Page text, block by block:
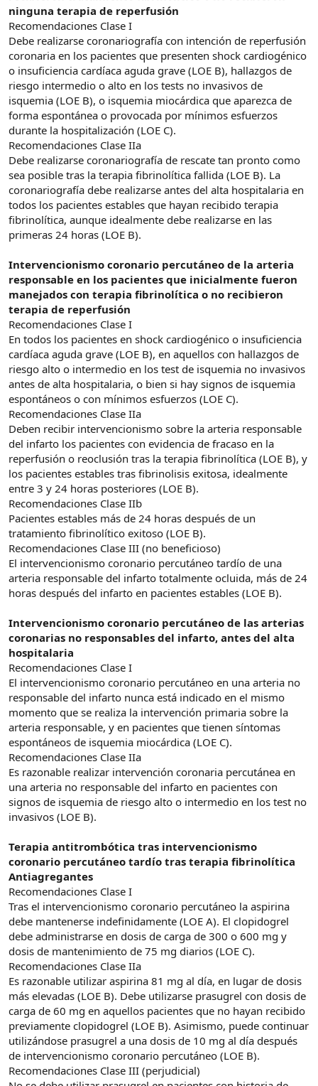
ninguna terapia de reperfusión
Recomendaciones Clase I
Debe realizarse coronariografía con intención de reperfusión
coronaria en los pacientes que presenten shock cardiogénico
o insuficiencia cardíaca aguda grave (LOE B), hallazgos de
riesgo intermedio o alto en los tests no invasivos de
isquemia (LOE B), o isquemia miocárdica que aparezca de
forma espontánea o provocada por mínimos esfuerzos
durante la hospitalización (LOE C).
Recomendaciones Clase IIa
Debe realizarse coronariografía de rescate tan pronto como
sea posible tras la terapia fibrinolítica fallida (LOE B). La
coronariografía debe realizarse antes del alta hospitalaria en
todos los pacientes estables que hayan recibido terapia
fibrinolítica, aunque idealmente debe realizarse en las
primeras 24 horas (LOE B).
Intervencionismo coronario percutáneo de la arteria
responsable en los pacientes que inicialmente fueron
manejados con terapia fibrinolítica o no recibieron
terapia de reperfusión
Recomendaciones Clase I
En todos los pacientes en shock cardiogénico o insuficiencia
cardíaca aguda grave (LOE B), en aquellos con hallazgos de
riesgo alto o intermedio en los test de isquemia no invasivos
antes de alta hospitalaria, o bien si hay signos de isquemia
espontáneos o con mínimos esfuerzos (LOE C).
Recomendaciones Clase IIa
Deben recibir intervencionismo sobre la arteria responsable
del infarto los pacientes con evidencia de fracaso en la
reperfusión o reoclusión tras la terapia fibrinolítica (LOE B), y
los pacientes estables tras fibrinolisis exitosa, idealmente
entre 3 y 24 horas posteriores (LOE B).
Recomendaciones Clase IIb
Pacientes estables más de 24 horas después de un
tratamiento fibrinolítico exitoso (LOE B).
Recomendaciones Clase III (no beneficioso)
El intervencionismo coronario percutáneo tardío de una
arteria responsable del infarto totalmente ocluida, más de 24
horas después del infarto en pacientes estables (LOE B).
Intervencionismo coronario percutáneo de las arterias
coronarias no responsables del infarto, antes del alta
hospitalaria
Recomendaciones Clase I
El intervencionismo coronario percutáneo en una arteria no
responsable del infarto nunca está indicado en el mismo
momento que se realiza la intervención primaria sobre la
arteria responsable, y en pacientes que tienen síntomas
espontáneos de isquemia miocárdica (LOE C).
Recomendaciones Clase IIa
Es razonable realizar intervención coronaria percutánea en
una arteria no responsable del infarto en pacientes con
signos de isquemia de riesgo alto o intermedio en los test no
invasivos (LOE B).
Terapia antitrombótica tras intervencionismo
coronario percutáneo tardío tras terapia fibrinolítica
Antiagregantes
Recomendaciones Clase I
Tras el intervencionismo coronario percutáneo la aspirina
debe mantenerse indefinidamente (LOE A). El clopidogrel
debe administrarse en dosis de carga de 300 o 600 mg y
dosis de mantenimiento de 75 mg diarios (LOE C).
Recomendaciones Clase IIa
Es razonable utilizar aspirina 81 mg al día, en lugar de dosis
más elevadas (LOE B). Debe utilizarse prasugrel con dosis de
carga de 60 mg en aquellos pacientes que no hayan recibido
previamente clopidogrel (LOE B). Asimismo, puede continuar
utilizándose prasugrel a una dosis de 10 mg al día después
de intervencionismo coronario percutáneo (LOE B).
Recomendaciones Clase III (perjudicial)